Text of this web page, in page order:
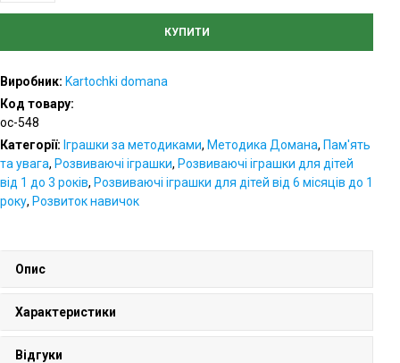
Домана
водойм»
мовою,
ламіновані
кількість
КУПИТИ
Виробник: Kartochki domana
Код товару:
oc-548
Категорії: Іграшки за методиками, Методика Домана, Пам'ять
та увага, Розвиваючі іграшки, Розвиваючі іграшки для дітей
від 1 до 3 років, Розвиваючі іграшки для дітей від 6 місяців до 1
року, Розвиток навичок
Опис
Характеристики
Відгуки